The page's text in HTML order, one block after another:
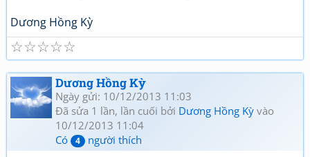
Dương Hồng Kỳ
☆
☆
☆
☆
☆
Dương Hồng Kỳ
Ngày gửi: 10/12/2013 11:03
Đã sửa 1 lần, lần cuối bởi Dương Hồng Kỳ vào
10/12/2013 11:04
Có
4 người thích